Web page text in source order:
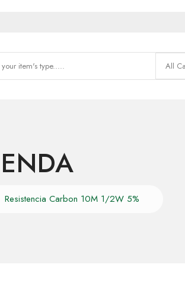
Resistencia Carbon 10M 1/2W 5%